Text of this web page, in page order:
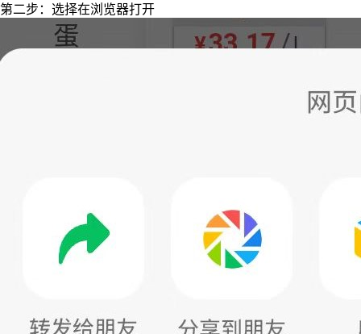
第二步：选择在浏览器打开